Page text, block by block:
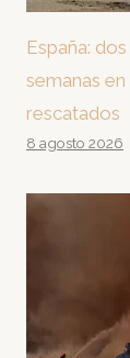
España:
semanas
rescatados
8 agosto 2026